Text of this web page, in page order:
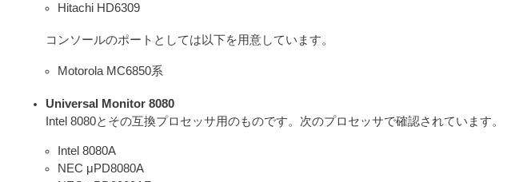
Hitachi HD6309
コンソールのポートとしては以下を用意しています。
Motorola MC6850系
Universal Monitor 8080
Intel 8080とその互換プロセッサ用のものです。次のプロセッサで確認されています。
Intel 8080A
NEC μPD8080A